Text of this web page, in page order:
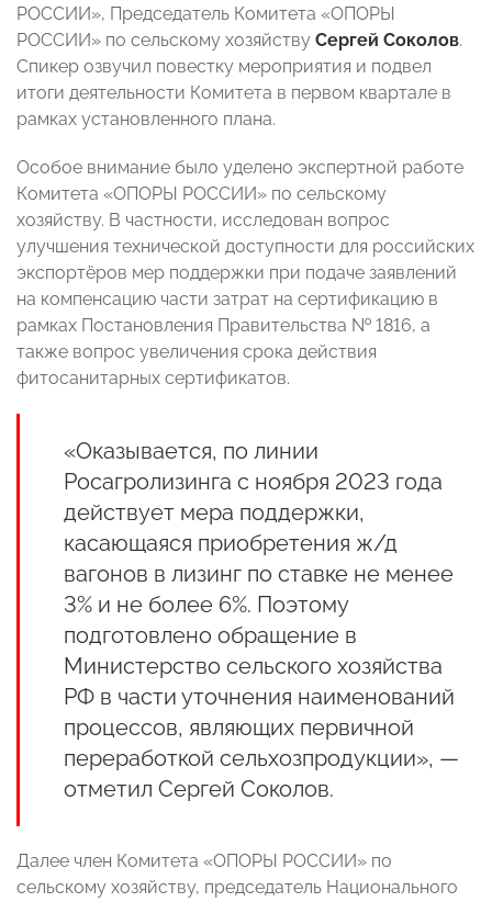
РОССИИ», Председатель Комитета «ОПОРЫ
РОССИИ» по сельскому хозяйству Сергей Соколов.
Спикер озвучил повестку мероприятия и подвел
итоги деятельности Комитета в первом квартале в
рамках установленного плана.
Особое внимание было уделено экспертной работе
Комитета «ОПОРЫ РОССИИ» по сельскому
хозяйству. В частности, исследован вопрос
улучшения технической доступности для российских
экспортёров мер поддержки при подаче заявлений
на компенсацию части затрат на сертификацию в
рамках Постановления Правительства № 1816, а
также вопрос увеличения срока действия
фитосанитарных сертификатов.
«Оказывается, по линии
Росагролизинга с ноября 2023 года
действует мера поддержки,
касающаяся приобретения ж/д
вагонов в лизинг по ставке не менее
3% и не более 6%. Поэтому
подготовлено обращение в
Министерство сельского хозяйства
РФ в части уточнения наименований
процессов, являющих первичной
переработкой сельхозпродукции», —
отметил Сергей Соколов.
Далее член Комитета «ОПОРЫ РОССИИ» по
сельскому хозяйству, председатель Национального